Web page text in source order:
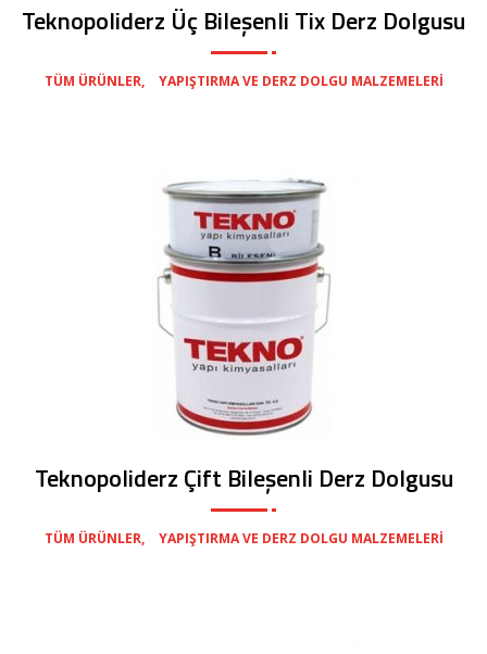
Teknopoliderz Üç Bileşenli Tix Derz Dolgusu
TÜM ÜRÜNLER YAPIŞTIRMA VE DERZ DOLGU MALZEMELERI
Teknopoliderz Çift Bileşenli Derz Dolgusu
TÜM ÜRÜNLER YAPIŞTIRMA VE DERZ DOLGU MALZEMELERI